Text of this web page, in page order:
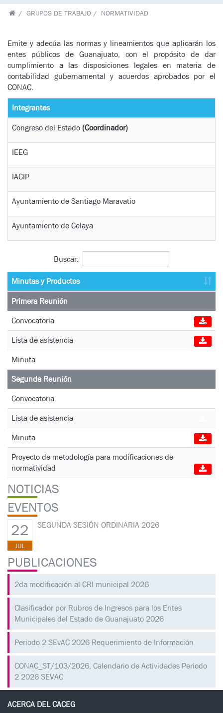
GRUPOS DE TRABAJO NORMATIVIDAD
Emite y adecúa las normas y lineamientos que aplicarán los
entes públicos de Guanajuato, con el propósito de dar
cumplimiento a las disposiciones legales en materia de
contabilidad gubernamental y acuerdos aprobados por el
CONAC.
Integrantes
Congreso del Estado(Coordinador)
IEEG
IACIP
Ayuntamiento de Santiago Maravatio
Ayuntamiento de Celaya
Buscar:
Minutas y Productos
Primera Reunión
Convocatoria
Lista de asistencia
Minuta
Segunda Reunión
Convocatoria
Lista de asistencia
Minuta
Proyecto de metodología para modificaciones de
normatividad
NOTICIAS
EVENTOS
22
JUL
SEGUNDA SESIÓN ORDINARIA 2026
PUBLICACIONES
2da modificación al CRI municipal 2026
Clasificador por Rubros de Ingresos para los Entes
Municipales del Estado de Guanajuato 2026
Periodo 2 SEvAC 2026 Requerimiento de Información
CONAC_ST/103/2026, Calendario de Actividades Periodo
2 2026 SEVAC
ACERCA DEL CACEG